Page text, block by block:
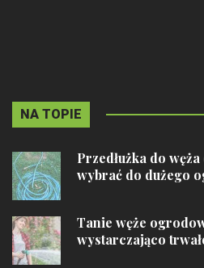
NA TOPIE
Przedłużka do
wybrać do dużego
Tanie węże
wystarczająco